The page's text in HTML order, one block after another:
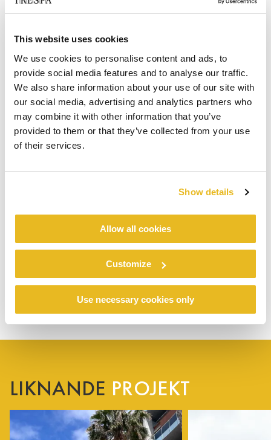
This website uses cookies
We use cookies to personalise content and ads, to
provide social media features and to analyse our traffic.
We also share information about your use of our site with
our social media, advertising and analytics partners who
may combine it with other information that you’ve
provided to them or that they’ve collected from your use
of their services.
Show details
Allow all cookies
Customize
Use necessary cookies only
LIKNANDE PROJEKT